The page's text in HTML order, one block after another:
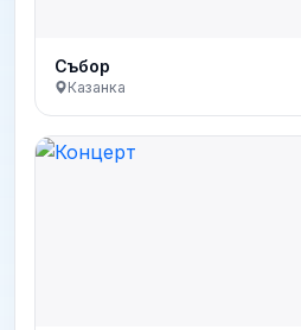
Събор
Казанка